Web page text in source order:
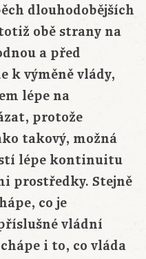
dlouhodobějších
obě strany na
a před
k výměně vlády,
lépe na
protože
takový, možná
lépe kontinuitu
prostředky. Stejně
co je
vládní
i to, co vláda